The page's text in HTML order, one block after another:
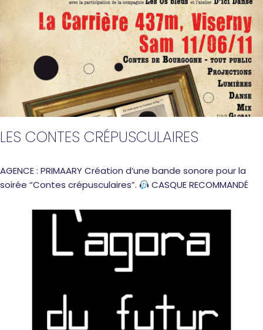
LES CONTES CRÉPUSCULAIRES
AGENCE : PRIMAARY Création d’une bande sonore pour la
soirée “Contes crépusculaires”.
CASQUE RECOMMANDÉ